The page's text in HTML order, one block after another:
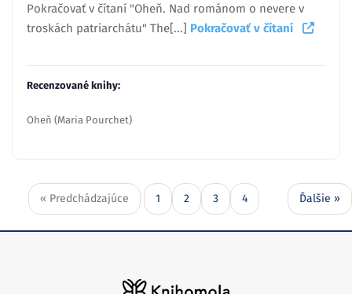
Pokračovať v čítaní "Oheň. Nad románom o nevere v
troskách patriarchátu" The[...] Pokračovať v čítaní
Recenzované knihy:
Oheň (Maria Pourchet)
« Predchádzajúce 1 2 3 4 Ďalšie »